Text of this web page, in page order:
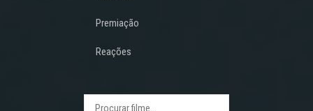
Premiação
Reações